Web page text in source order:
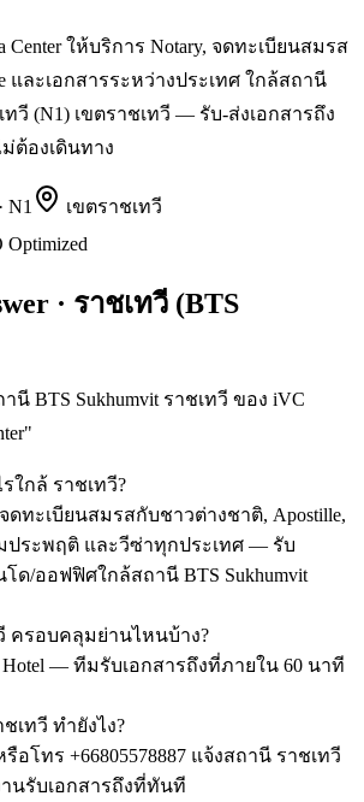
Center ให้บริการ Notary, จดทะเบียนสมรส
และเอกสารระหว่างประเทศ ใกล้สถานี
ทวี (N1) เขตราชเทวี — รับ-ส่งเอกสารถึง
ต้องเดินทาง
· N1 เขตราชเทวี
Optimized
· ราชเทวี (BTS
นี BTS Sukhumvit ราชเทวี ของ iVC
"
ใกล้ ราชเทวี?
จดทะเบียนสมรสกับชาวต่างชาติ, Apostille,
ประพฤติ และวีซ่าทุกประเทศ — รับ
ด/ออฟฟิศใกล้สถานี BTS Sukhumvit
ครอบคลุมย่านไหนบ้าง?
Hotel — ทีมรับเอกสารถึงที่ภายใน 60 นาที
เทวี ทำยังไง?
อโทร +66805578887 แจ้งสถานี ราชเทวี
นรับเอกสารถึงที่ทันที